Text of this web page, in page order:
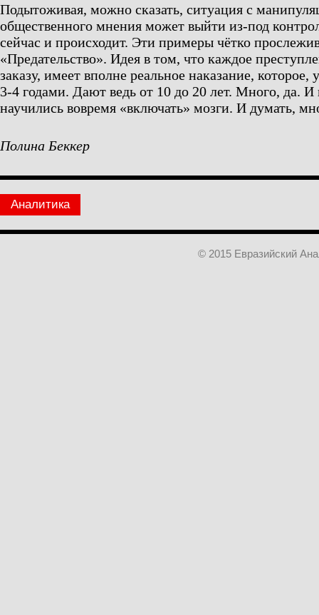
Подытоживая, можно сказать, ситуация с
общественного мнения может выйти из-под
сейчас и происходит. Эти примеры чётко
«Предательство». Идея в том, что каждое
заказу, имеет вполне реальное наказание, которое,
3-4 годами. Дают ведь от 10 до 20 лет. Много, да. И
научились вовремя «включать» мозги. И думать,
Полина Беккер
Аналитика
© 2015 Евразийский